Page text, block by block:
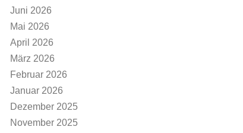
Juni 2026
Mai 2026
April 2026
März 2026
Februar 2026
Januar 2026
Dezember 2025
November 2025